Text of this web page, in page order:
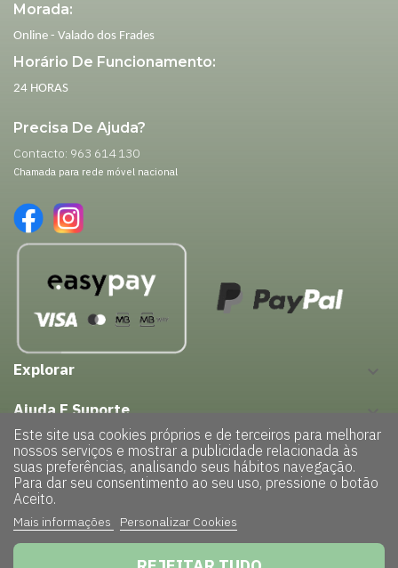
Morada:
Online - Valado dos Frades
Horário De Funcionamento:
24 HORAS
Precisa De Ajuda?
Contacto: 963 614 130
Chamada para rede móvel nacional
Explorar keyboard_arrow_down
Ajuda E Suporte
Este site usa cookies próprios e de terceiros para melhorar
nossos serviços e mostrar a publicidade relacionada às
suas preferências, analisando seus hábitos navegação.
Para dar seu consentimento ao seu uso, pressione o botão
Aceito.
Mais informações Personalizar Cookies
Powered byTRIGÉNIUS |Politica de Privacidade